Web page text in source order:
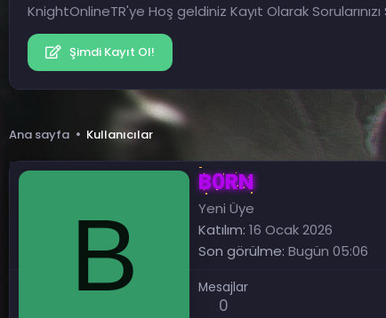
KnightOnlineTR'ye Hoş geldiniz Kayıt Olarak
Şimdi Kayıt Ol!
Ana sayfa Kullanıcılar
B
B0RN
Yeni Üye
Katılım 16 Ocak 2026
Son görülme Bugün 05:06
Mesajlar
0